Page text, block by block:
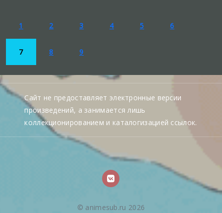
1 2 3 4 5 6
7 8 9
Сайт не предоставляет электронные версии
произведений, а занимается лишь
коллекционированием и каталогизацией ссылок.
© animesub.ru 2026